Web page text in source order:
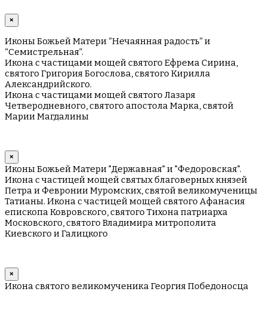
×
Иконы Божьей Матери “Нечаянная радость” и
“Семистрельная”.
Икона с частицами мощей святого Ефрема Сирина,
святого Григория Богослова, святого Кирилла
Александрийского.
Икона с частицами мощей святого Лазаря
Четверодневного, святого апостола Марка, святой
Марии Магдалины
×
Иконы Божьей Матери "Державная" и "Федоровская".
Икона с частицей мощей святых благоверных князей
Петра и Февронии Муромских, святой великомученицы
Татианы. Икона с частицей мощей святого Афанасия
епископа Ковровского, святого Тихона патриарха
Московского, святого Владимира митрополита
Киевского и Галицкого
×
Икона святого великомученика Георгия Победоносца